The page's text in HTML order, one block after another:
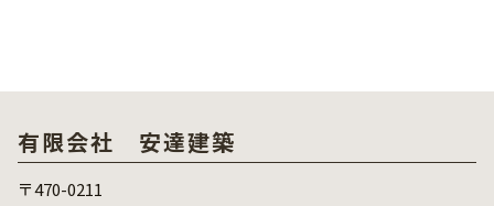
有限会社 安達建築
〒470-0211